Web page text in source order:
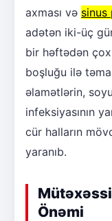
axması və sinus
adətən iki-üç
bir həftədən
boşluğu ilə
əlamətlərin,
infeksiyasının
cür halların
yaranıb.
Önəmi